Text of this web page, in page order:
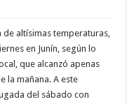
de altísimas temperaturas,
en Junín, según lo
que alcanzó apenas
la mañana. A este
del sábado con